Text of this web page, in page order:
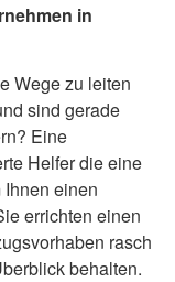
in
Wege zu leiten
sind gerade
Eine
Helfer die eine
einen
errichten einen
rasch
behalten.